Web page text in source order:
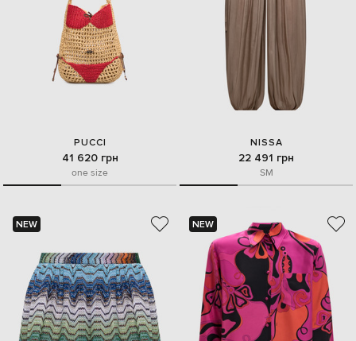
PUCCI
41 620 грн
one size
NISSA
22 491 грн
SM
NEW NEW